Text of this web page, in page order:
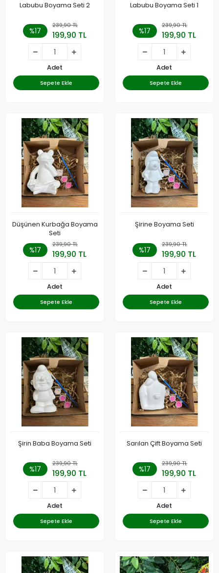
Labubu Boyama Seti 2
%17
239,90 TL
199,90 TL
Adet
Sepete Ekle
Labubu Boyama Seti 1
%17
239,90 TL
199,90 TL
Adet
Sepete Ekle
Düşünen Kurbağa Boyama
Seti
%17
239,90 TL
199,90 TL
Adet
Sepete Ekle
Şirine Boyama Seti
%17
239,90 TL
199,90 TL
Adet
Sepete Ekle
Şirin Baba Boyama Seti
%17
239,90 TL
199,90 TL
Adet
Sepete Ekle
Sarılan Çift Boyama Seti
%17
239,90 TL
199,90 TL
Adet
Sepete Ekle